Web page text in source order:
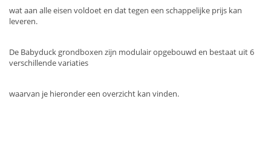
wat aan alle eisen voldoet en dat tegen een schappelijke prijs kan
leveren.
De Babyduck grondboxen zijn modulair opgebouwd en bestaat uit 6
verschillende variaties
waarvan je hieronder een overzicht kan vinden.